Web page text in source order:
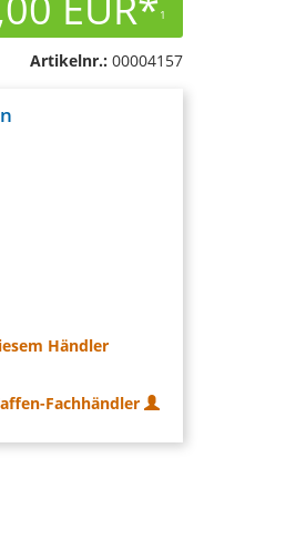
1
Artikelnr.: 00004157
Händler
Fachhändler